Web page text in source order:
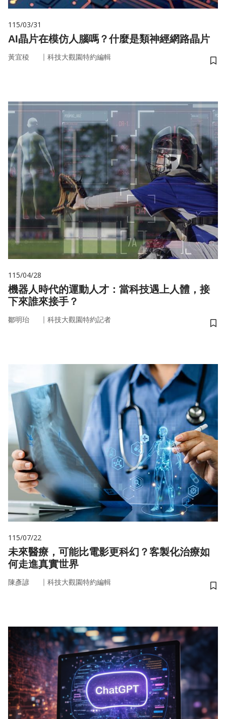
115/03/31
AI晶片在模仿人腦嗎？什麼是類神經網路晶片
黃宜稜 ｜ 科技大觀園特約編輯
儲
115/04/28
機器人時代的運動人才：當科技遇上人體，接
下來誰來接手？
鄒明珆 ｜ 科技大觀園特約記者
儲
115/07/22
未來醫療，可能比電影更科幻？客製化治療如
何走進真實世界
陳彥諺 ｜ 科技大觀園特約編輯
儲